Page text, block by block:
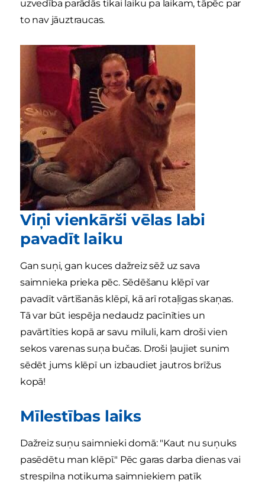
uzvedība parādās tikai laiku pa laikam, tāpēc par
to nav jāuztraucas.
Viņi vienkārši vēlas labi
pavadīt laiku
Gan suņi, gan kuces dažreiz sēž uz sava
saimnieka prieka pēc. Sēdēšanu klēpī var
pavadīt vārtīšanās klēpī, kā arī rotaļīgas skaņas.
Tā var būt iespēja nedaudz pacīnīties un
pavārtīties kopā ar savu mīluli, kam droši vien
sekos varenas suņa bučas. Droši ļaujiet sunim
sēdēt jums klēpī un izbaudiet jautros brīžus
kopā!
Mīlestības laiks
Dažreiz suņu saimnieki domā: "Kaut nu suņuks
pasēdētu man klēpī." Pēc garas darba dienas vai
strespilna notikuma saimniekiem patīk